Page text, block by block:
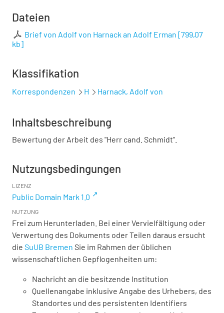
Dateien
Brief von Adolf von Harnack an Adolf Erman [799,07
kb]
Klassifikation
Korrespondenzen H Harnack, Adolf von
Inhaltsbeschreibung
Bewertung der Arbeit des "Herr cand. Schmidt".
Nutzungsbedingungen
LIZENZ
Public Domain Mark 1.0
NUTZUNG
Frei zum Herunterladen. Bei einer Vervielfältigung oder
Verwertung des Dokuments oder Teilen daraus ersucht
die SuUB Bremen Sie im Rahmen der üblichen
wissenschaftlichen Gepflogenheiten um:
Nachricht an die besitzende Institution
Quellenangabe inklusive Angabe des Urhebers, des
Standortes und des persistenten Identifiers